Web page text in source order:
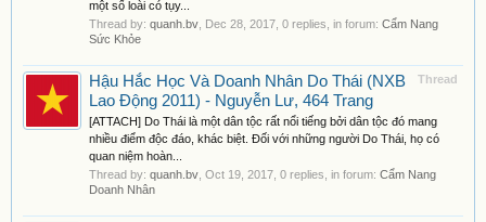
một số loài có tụy...
Thread by: quanh.bv Dec 28, 2017 , 0 replies, in forum: Cẩm Nang
Sức Khỏe
Thread
Hậu Hắc Học Và Doanh Nhân Do Thái (NXB
Lao Động 2011) - Nguyễn Lư, 464 Trang
[ATTACH] Do Thái là một dân tộc rất nổi tiếng bởi dân tộc đó mang
nhiều điểm độc đáo, khác biệt. Đối với những người Do Thái, họ có
quan niệm hoàn...
Thread by: quanh.bv Oct 19, 2017 , 0 replies, in forum: Cẩm Nang
Doanh Nhân